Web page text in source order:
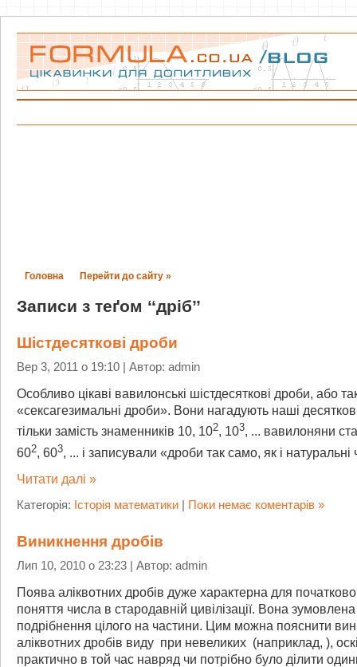
Головна Перейти до сайту »
Записи з теґом ‘‘дріб’’
Шістдесяткові дроби
Вер 3, 2011 о 19:10 | Автор: admin
Особливо цікаві вавилонські шістдесяткові дроби, або
«сексагезимальні дроби». Вони нагадують наші
тільки замість знаменників 10, 102, 103, ... вавилоняни
602, 603, ... і записували «дроби так само, як і натуральні
Читати далі »
Категорія: Історія математики Поки немає коментарів »
Виникнення дробів
Лип 10, 2010 о 23:23 | Автор: admin
Поява аліквотних дробів дуже характерна для
поняття числа в стародавній цивілізації. Вона
подрібнення цілого на частини. Цим можна пояснити
аліквотних дробів виду при невеликих (наприклад, ),
практично в той час навряд чи потрібно було ділити